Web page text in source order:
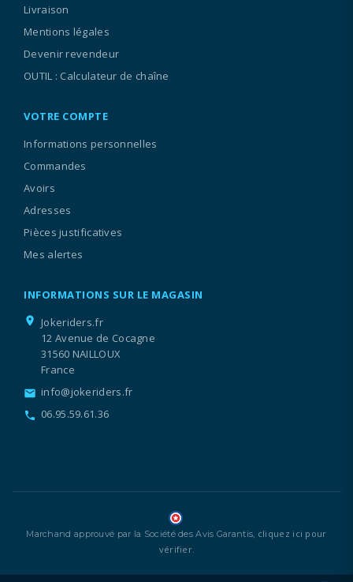
Livraison
Mentions légales
Devenir revendeur
OUTIL : Calculateur de chaîne
VOTRE COMPTE
Informations personnelles
Commandes
Avoirs
Adresses
Pièces justificatives
Mes alertes
INFORMATIONS SUR LE MAGASIN
location_on
Jokeriders.fr
12 Avenue de Cocagne
31560 NAILLOUX
France
email info@jokeriders.fr
call 06.95.59.61.36
Marchand approuvé par la Société des Avis Garantis, cliquez ici pour
vérifier.